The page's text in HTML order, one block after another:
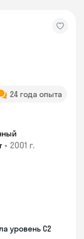
24 года опыта
• 2001 г.
уровень С2